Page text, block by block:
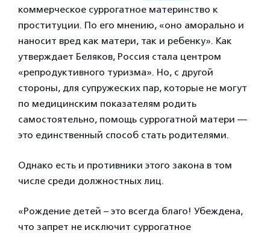
коммерческое суррогатное материнство к
проституции. По его мнению, «оно аморально и
наносит вред как матери, так и ребенку». Как
утверждает Беляков, Россия стала центром
«репродуктивного туризма». Но, с другой
стороны, для супружеских пар, которые не могут
по медицинским показателям родить
самостоятельно, помощь суррогатной матери —
это единственный способ стать родителями.
Однако есть и противники этого закона в том
числе среди должностных лиц.
«Рождение детей – это всегда благо! Убеждена,
что запрет не исключит суррогатное